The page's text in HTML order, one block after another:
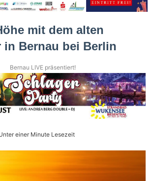
mit dem alten
in Bernau bei Berlin
Bernau LIVE präsentiert!
einer Minute Lesezeit